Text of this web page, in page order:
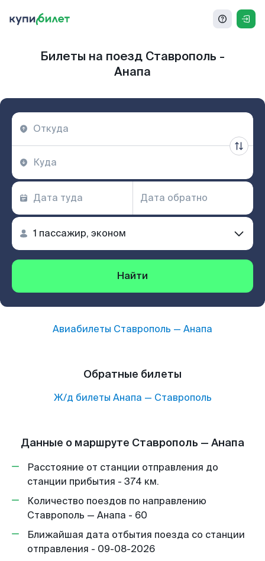
Билеты на поезд Ставрополь -
Анапа
Найти
Авиабилеты Ставрополь — Анапа
Обратные билеты
Ж/д билеты Анапа — Ставрополь
Данные о маршруте Ставрополь — Анапа
Расстояние от станции отправления до
станции прибытия - 374 км.
Количество поездов по направлению
Ставрополь — Анапа - 60
Ближайшая дата отбытия поезда со станции
отправления - 09-08-2026